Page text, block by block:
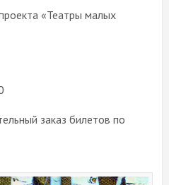
«Театры малых
заказ билетов по